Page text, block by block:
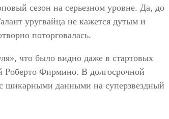
сезон на серьезном уровне. Да, до
уругвайца не кажется дутым и
поторговалась.
что было видно даже в стартовых
Роберто Фирмино. В долгосрочной
шикарными данными на суперзвездный